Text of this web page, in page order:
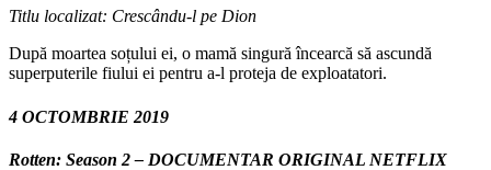
Titlu localizat: Crescându-l pe Dion
După moartea soțului ei, o mamă singură încearcă să ascundă
superputerile fiului ei pentru a-l proteja de exploatatori.
4 OCTOMBRIE 2019
Rotten: Season 2 – DOCUMENTAR ORIGINAL NETFLIX